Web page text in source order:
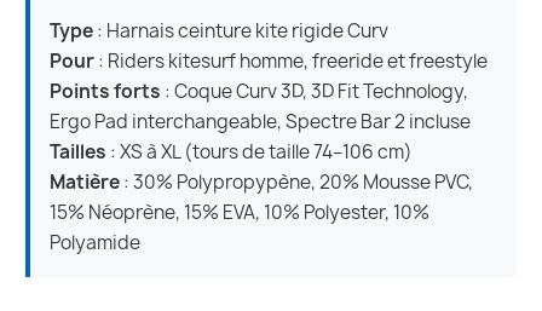
Type: Harnais ceinture kite rigide Curv
Pour: Riders kitesurf homme, freeride et freestyle
Points forts : Coque Curv 3D, 3D Fit Technology,
Ergo Pad interchangeable, Spectre Bar 2 incluse
Tailles : XS à XL (tours de taille 74–106 cm)
Matière: 30% Polypropypène, 20% Mousse PVC,
15% Néoprène, 15% EVA, 10% Polyester, 10%
Polyamide